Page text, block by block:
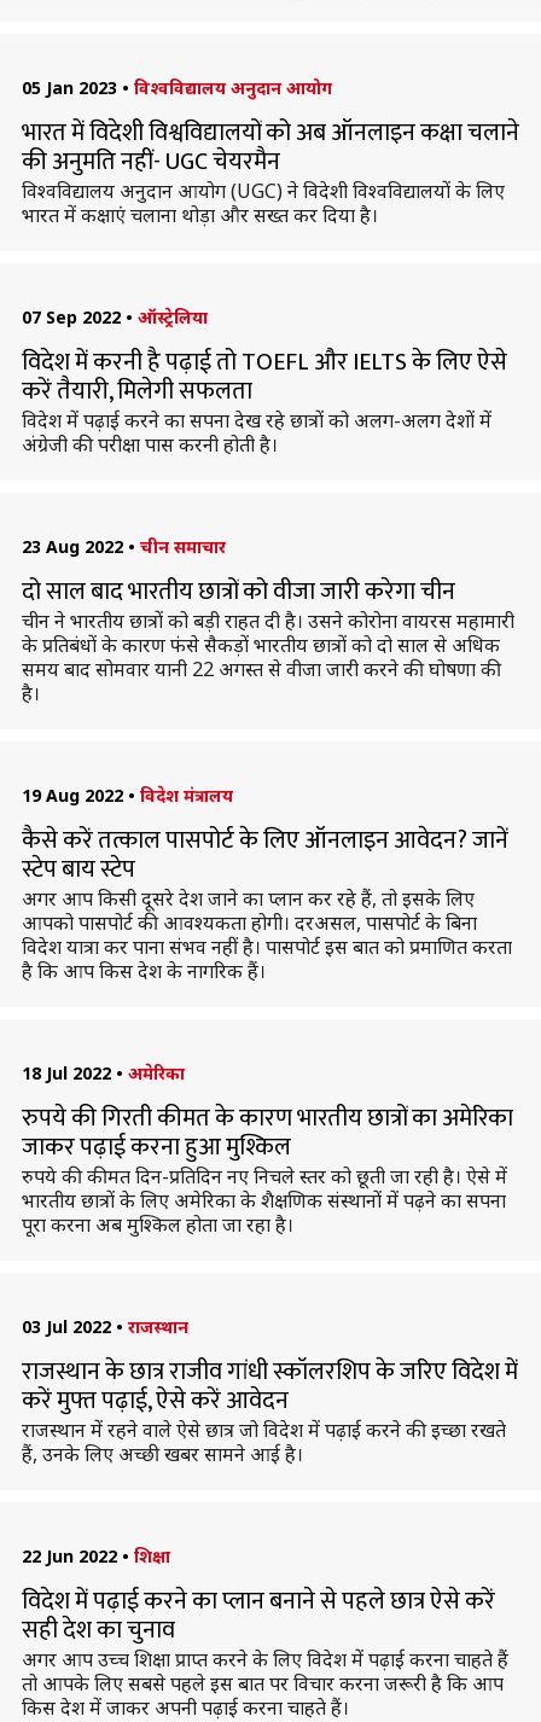
05 Jan 2023 • विश्वविद्यालय अनुदान आयोग
भारत में विदेशी विश्वविद्यालयों को अब ऑनलाइन कक्षा चलाने
की अनुमति नहीं- UGC चेयरमैन
विश्वविद्यालय अनुदान आयोग (UGC) ने विदेशी विश्वविद्यालयों के लिए
भारत में कक्षाएं चलाना थोड़ा और सख्त कर दिया है।
07 Sep 2022 • ऑस्ट्रेलिया
विदेश में करनी है पढ़ाई तो TOEFL और IELTS के लिए ऐसे
करें तैयारी, मिलेगी सफलता
विदेश में पढ़ाई करने का सपना देख रहे छात्रों को अलग-अलग देशों में
अंग्रेजी की परीक्षा पास करनी होती है।
23 Aug 2022 • चीन समाचार
दो साल बाद भारतीय छात्रों को वीजा जारी करेगा चीन
चीन ने भारतीय छात्रों को बड़ी राहत दी है। उसने कोरोना वायरस महामारी
के प्रतिबंधों के कारण फंसे सैकड़ों भारतीय छात्रों को दो साल से अधिक
समय बाद सोमवार यानी 22 अगस्त से वीजा जारी करने की घोषणा की
है।
19 Aug 2022 • विदेश मंत्रालय
कैसे करें तत्काल पासपोर्ट के लिए ऑनलाइन आवेदन? जानें
स्टेप बाय स्टेप
अगर आप किसी दूसरे देश जाने का प्लान कर रहे हैं, तो इसके लिए
आपको पासपोर्ट की आवश्यकता होगी। दरअसल, पासपोर्ट के बिना
विदेश यात्रा कर पाना संभव नहीं है। पासपोर्ट इस बात को प्रमाणित करता
है कि आप किस देश के नागरिक हैं।
18 Jul 2022 • अमेरिका
रुपये की गिरती कीमत के कारण भारतीय छात्रों का अमेरिका
जाकर पढ़ाई करना हुआ मुश्किल
रुपये की कीमत दिन-प्रतिदिन नए निचले स्तर को छूती जा रही है। ऐसे में
भारतीय छात्रों के लिए अमेरिका के शैक्षणिक संस्थानों में पढ़ने का सपना
पूरा करना अब मुश्किल होता जा रहा है।
03 Jul 2022 • राजस्थान
राजस्थान के छात्र राजीव गांधी स्कॉलरशिप के जरिए विदेश में
करें मुफ्त पढ़ाई, ऐसे करें आवेदन
राजस्थान में रहने वाले ऐसे छात्र जो विदेश में पढ़ाई करने की इच्छा रखते
हैं, उनके लिए अच्छी खबर सामने आई है।
22 Jun 2022 • शिक्षा
विदेश में पढ़ाई करने का प्लान बनाने से पहले छात्र ऐसे करें
सही देश का चुनाव
अगर आप उच्च शिक्षा प्राप्त करने के लिए विदेश में पढ़ाई करना चाहते हैं
तो आपके लिए सबसे पहले इस बात पर विचार करना जरूरी है कि आप
किस देश में जाकर अपनी पढ़ाई करना चाहते हैं।